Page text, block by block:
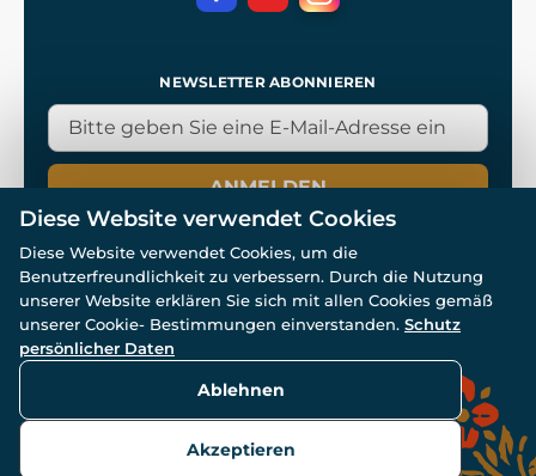
NEWSLETTER ABONNIEREN
ANMELDEN
© Alle Rechte vorbehalten. www.wulflund.de 2007-2026.
Powered by
Diese Website verwendet Cookies
Diese Website verwendet Cookies, um die
Benutzerfreundlichkeit zu verbessern. Durch die Nutzung
unserer Website erklären Sie sich mit allen Cookies gemäß
unserer Cookie- Bestimmungen einverstanden. Schutz
persönlicher Daten
Ablehnen
Akzeptieren